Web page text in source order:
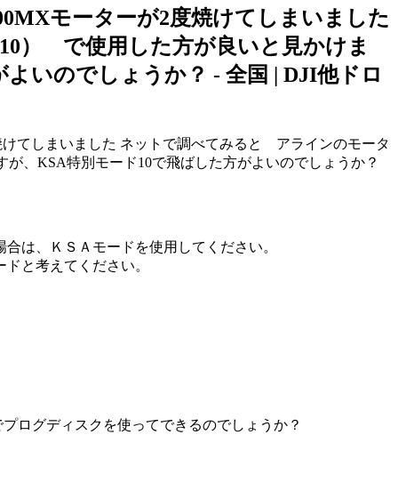
モーターが2度焼けてしまいました
） で使用した方が良いと見かけま
いのでしょうか？ - 全国 | DJI他ドロ
てしまいました ネットで調べてみると アラインのモータ
KSA特別モード10で飛ばした方がよいのでしょうか？
は、ＫＳＡモードを使用してください。
と考えてください。
ログディスクを使ってできるのでしょうか？